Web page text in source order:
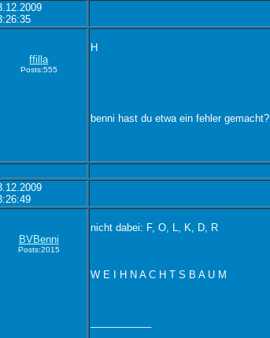
ffilla
Posts:555
H
benni hast du etwa ein fehler gemacht?
BVBenni
Posts:2015
nicht dabei: F, O, L, K, D, R
W E I H N A C H T S B A U M